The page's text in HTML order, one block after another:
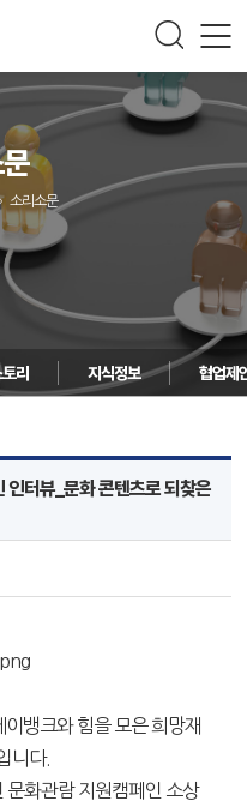
소리소문
리 지식정보 협업제
인터뷰_문화 콘텐츠로 되찾은
뱅크와 힘을 모은 희망재
니다.
문화관람 지원캠페인 소상